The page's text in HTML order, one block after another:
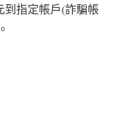
到指定帳戶(詐騙帳